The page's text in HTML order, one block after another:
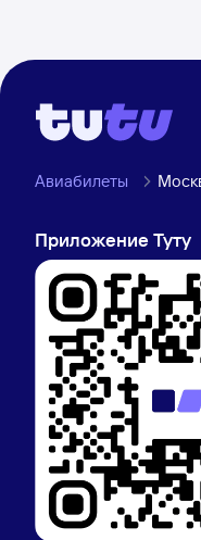
Авиабилеты
Приложение Туту